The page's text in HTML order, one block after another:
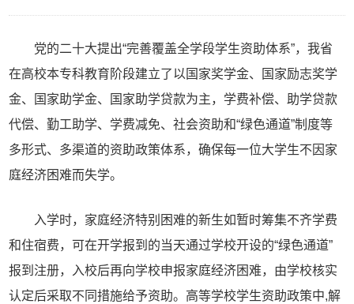
党的二十大提出“完善覆盖全学段学生资助体系”，我省
在高校本专科教育阶段建立了以国家奖学金、国家励志奖学
金、国家助学金、国家助学贷款为主，学费补偿、助学贷款
代偿、勤工助学、学费减免、社会资助和“绿色通道”制度等
多形式、多渠道的资助政策体系，确保每一位大学生不因家
庭经济困难而失学。
入学时，家庭经济特别困难的新生如暂时筹集不齐学费
和住宿费，可在开学报到的当天通过学校开设的“绿色通道”
报到注册，入校后再向学校申报家庭经济困难，由学校核实
认定后采取不同措施给予资助。高等学校学生资助政策中,解